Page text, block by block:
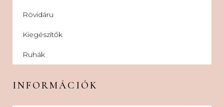
Rövidáru
Kiegészítők
Ruhák
INFORMÁCIÓK